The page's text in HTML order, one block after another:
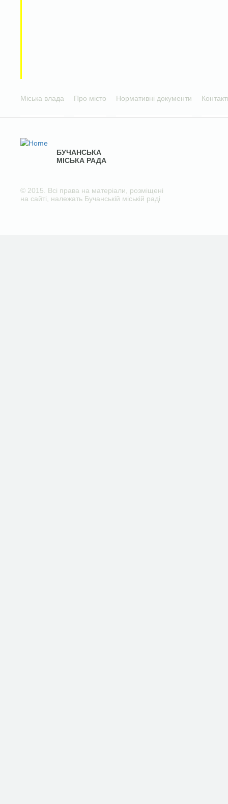
Міська влада Про місто Нормативні документи
БУЧАНСЬКА
МІСЬКА РАДА
© 2015. Всі права на матеріали, розміщені
на сайті, належать Бучанській міській раді